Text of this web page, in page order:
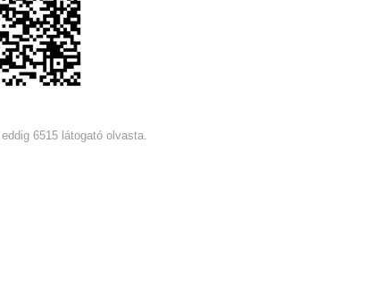
6515 látogató olvasta.